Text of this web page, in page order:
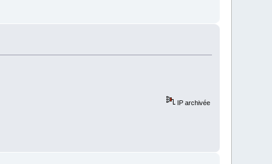
IP archivée